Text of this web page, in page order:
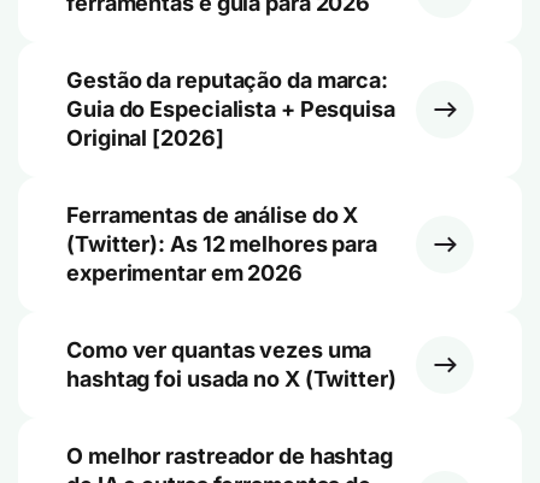
Gestão da reputação da marca:
Guia do Especialista + Pesquisa
Original [2026]
Ferramentas de análise do X
(Twitter): As 12 melhores para
experimentar em 2026
Como ver quantas vezes uma
hashtag foi usada no X (Twitter)
O melhor rastreador de hashtag